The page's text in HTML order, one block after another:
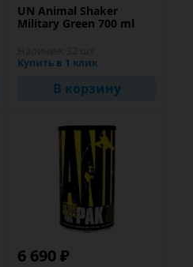
UN Animal Shaker
Military Green 700 ml
Купить в 1 клик
В корзину
6 690 ₽